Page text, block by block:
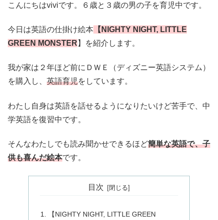
こんにちはviviです。６歳と３歳の男の子を育児中です。
今日は英語の仕掛け絵本 【NIGHTY NIGHT, LITTLE
GREEN MONSTER 】を紹介します。
我が家は２年ほど前にＤＷＥ（ディズニー英語システム）
を購入し、 英語育児をしています。
わたし自身は英語を話せるようになりたいけど苦手で、中
学英語を復習中です。
そんなわたしでも読み聞かせできるほど簡単な英語で、子
供も喜んだ絵本です。
目次
【NIGHTY NIGHT, LITTLE GREEN